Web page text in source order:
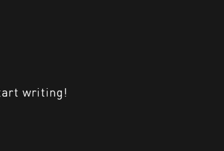
writing!